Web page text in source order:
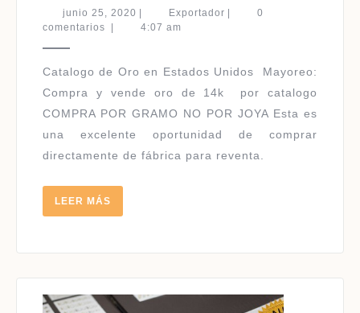
USA
junio 25, 2020 junio
25,
ExportadorExportador
0
comentarios
4:07 am
Catalogo de Oro en Estados Unidos ​Mayoreo:
Compra y vende oro de 14k por catalogo
COMPRA POR GRAMO NO POR JOYA Esta es
una excelente oportunidad de comprar
directamente de fábrica para reventa.
LEER MÁS
MÁS